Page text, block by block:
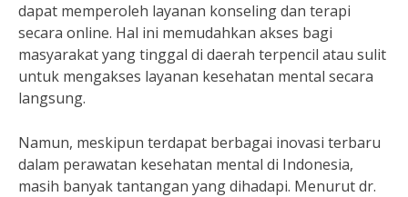
dapat memperoleh layanan konseling dan terapi
secara online. Hal ini memudahkan akses bagi
masyarakat yang tinggal di daerah terpencil atau sulit
untuk mengakses layanan kesehatan mental secara
langsung.
Namun, meskipun terdapat berbagai inovasi terbaru
dalam perawatan kesehatan mental di Indonesia,
masih banyak tantangan yang dihadapi. Menurut dr.